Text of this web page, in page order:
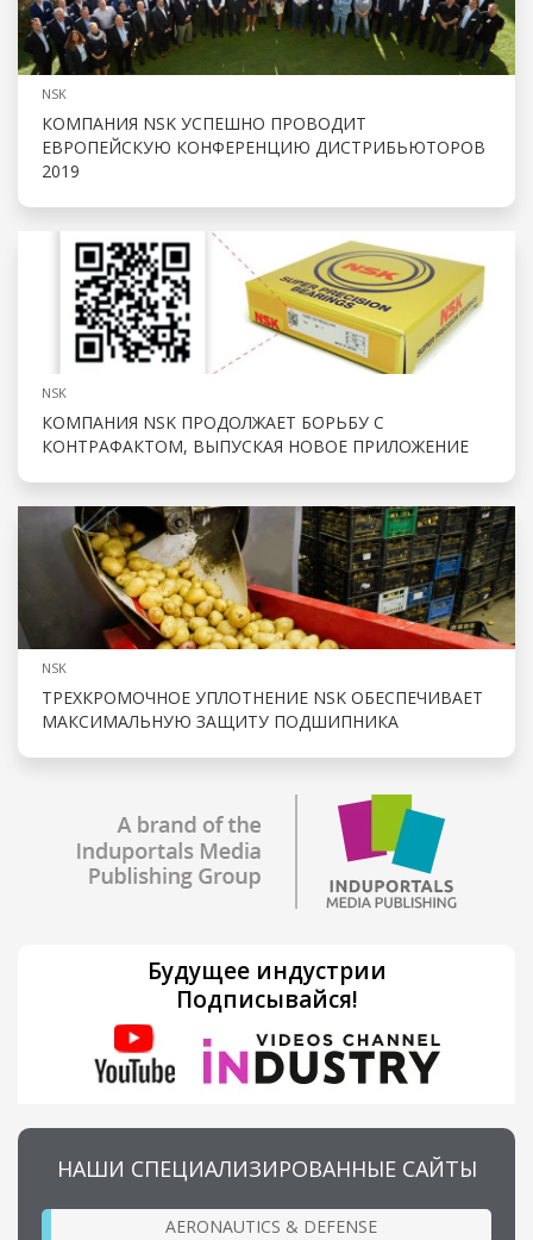
NSK
КОМПАНИЯ NSK УСПЕШНО ПРОВОДИТ
ЕВРОПЕЙСКУЮ КОНФЕРЕНЦИЮ ДИСТРИБЬЮТОРОВ
2019
NSK
КОМПАНИЯ NSK ПРОДОЛЖАЕТ БОРЬБУ С
КОНТРАФАКТОМ, ВЫПУСКАЯ НОВОЕ ПРИЛОЖЕНИЕ
NSK
ТРЕХКРОМОЧНОЕ УПЛОТНЕНИЕ NSK ОБЕСПЕЧИВАЕТ
МАКСИМАЛЬНУЮ ЗАЩИТУ ПОДШИПНИКА
Будущее индустрии
Подписывайся!
НАШИ СПЕЦИАЛИЗИРОВАННЫЕ САЙТЫ
AERONAUTICS & DEFENSE